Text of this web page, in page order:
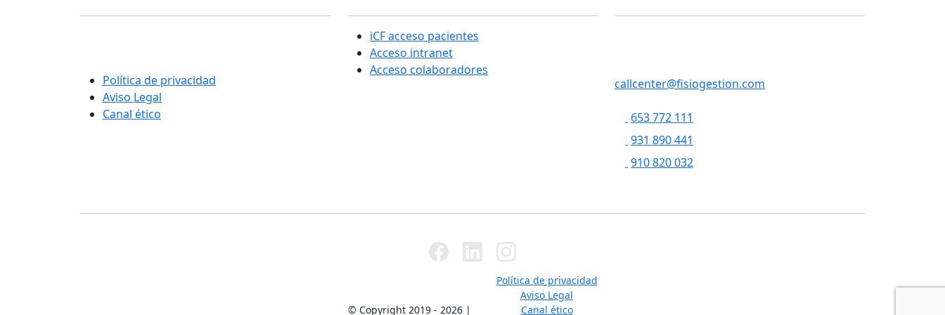
Política de privacidad
Aviso Legal
Canal ético
iCF acceso pacientes
Acceso intranet
Acceso colaboradores
callcenter@fisiogestion.com
653 772 111
931 890 441
910 820 032
© Copyright 2019 - 2026 |
Política de privacidad
Aviso Legal
Canal ético